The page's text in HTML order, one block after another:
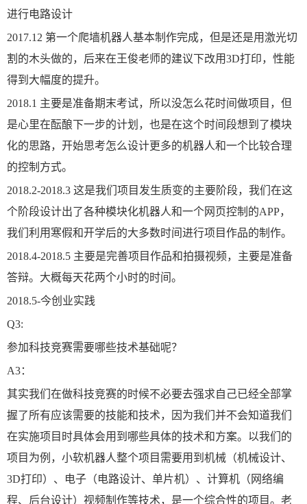
进行电路设计
2017.12 第一个爬墙机器人基本制作完成，但是还是用激光切
割的木头做的，后来在王俊老师的建议下改用3D打印，性能
得到大幅度的提升。
2018.1 主要是准备期末考试，所以没怎么花时间做项目，但
是心里在酝酿下一步的计划，也是在这个时间段想到了模块
化的思路，开始思考怎么设计更多的机器人和一个比较合理
的控制方式。
2018.2-2018.3 这是我们项目发生质变的主要阶段，我们在这
个阶段设计出了各种模块化机器人和一个网页控制的APP，
我们利用寒假和开学后的大多数时间进行项目作品的制作。
2018.4-2018.5 主要是完善项目作品和拍摄视频，主要是准备
答辩。大概每天花两个小时的时间。
2018.5-今创业实践
Q3:
参加科技竞赛需要哪些技术基础呢？
A3：
其实我们在做科技竞赛的时候不必要去强求自己已经全部掌
握了所有应该需要的技能和技术，因为我们并不会知道我们
在实施项目时具体会用到哪些具体的技术和方案。以我们的
项目为例，小软机器人整个项目需要用到机械（机械设计、
3D打印）、电子（电路设计、单片机）、计算机（网络编
程、后台设计）视频制作等技术，是一个综合性的项目。老